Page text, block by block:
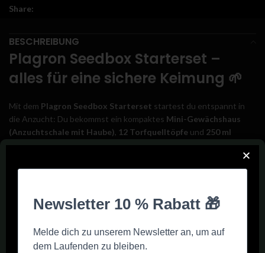
Share:
BESCHREIBUNG
Plagron Seedbox Starterset –
alles für eine sichere Keimung 🌱
Mit dem Plagron Seedbox Starterset startest du entspannt in
die Anzucht: Du bekommst ein kompaktes Mini-Gewächshaus
(Anzuchtschale mit Haube), 12 Torfquelltöpfe und 250 ml
Plagron Seedbooster. Das Set schafft eine stabile
Keimumgebung mit gleichmäßiger Feuchtigkeit und hilft dir, Samen
sauber und kontrolliert keimen zu lassen – ideal für Anfänger, aber
Seedboosterist dabei das Herzstück: Er unterstützt den
stabiler machen – besonders, wenn du eine höhere Keimrate und
gleichmäßigere Ergebnisse anstrebst.